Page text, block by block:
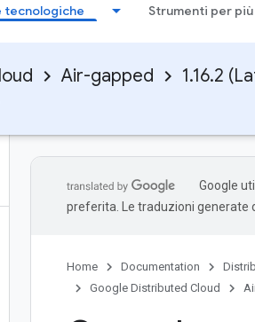
tecnologiche Strumenti per
Air-gapped 1.16.2
Google
preferita. Le traduzioni generate
Home Documentation
Google Distributed Cloud